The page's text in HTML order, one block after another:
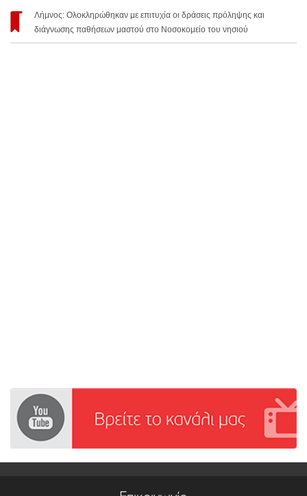
Λήμνος: Ολοκληρώθηκαν με επιτυχία οι δράσεις πρόληψης και
διάγνωσης παθήσεων μαστού στο Νοσοκομείο του νησιού